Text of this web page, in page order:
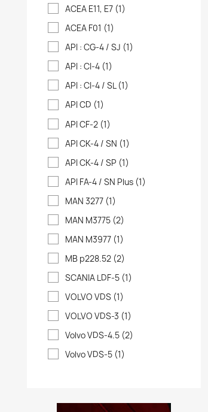
ACEA E11, E7 (1)
ACEA F01 (1)
API : CG-4 / SJ (1)
API : CI-4 (1)
API : CI-4 / SL (1)
API CD (1)
API CF-2 (1)
API CK-4 / SN (1)
API CK-4 / SP (1)
API FA-4 / SN Plus (1)
MAN 3277 (1)
MAN M3775 (2)
MAN M3977 (1)
MB p228.52 (2)
SCANIA LDF-5 (1)
VOLVO VDS (1)
VOLVO VDS-3 (1)
Volvo VDS-4.5 (2)
Volvo VDS-5 (1)